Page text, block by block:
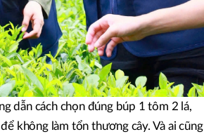
dẫn cách chọn đúng búp 1 tôm 2 lá,
không làm tổn thương cây. Và ai cũng